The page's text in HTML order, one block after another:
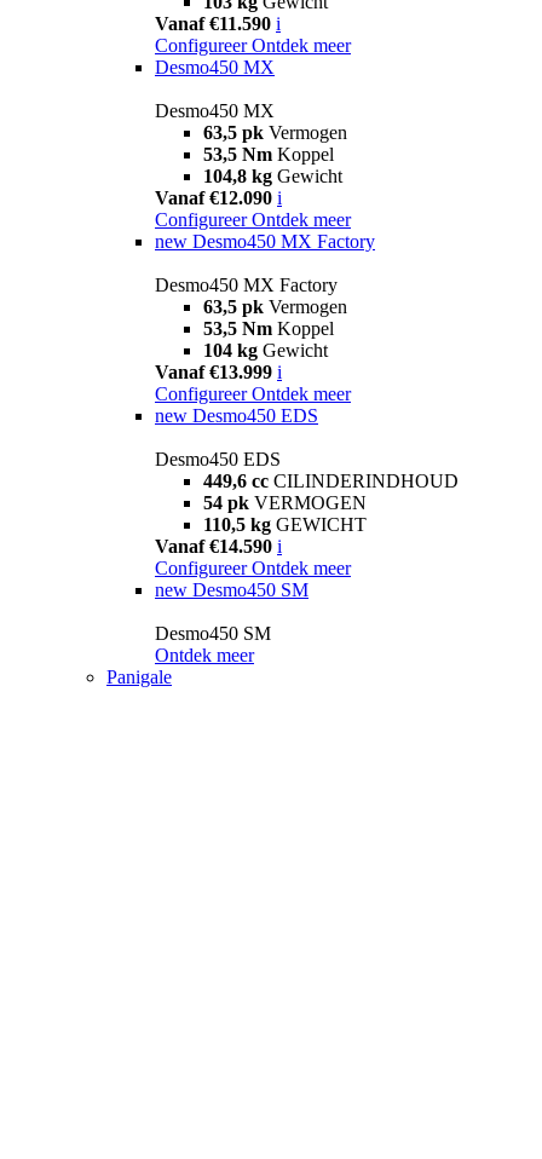
Vanaf €11.590 i
Configureer Ontdek meer
Desmo450 MX
Desmo450 MX
63,5 pk Vermogen
53,5 Nm Koppel
104,8 kg Gewicht
Vanaf €12.090 i
Configureer Ontdek meer
new Desmo450 MX Factory
Desmo450 MX Factory
63,5 pk Vermogen
53,5 Nm Koppel
104 kg Gewicht
Vanaf €13.999 i
Configureer Ontdek meer
new Desmo450 EDS
Desmo450 EDS
449,6 cc CILINDERINDHOUD
54 pk VERMOGEN
110,5 kg GEWICHT
Vanaf €14.590 i
Configureer Ontdek meer
new Desmo450 SM
Desmo450 SM
Ontdek meer
Panigale